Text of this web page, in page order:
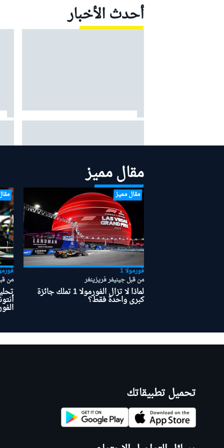
بطولات أخرى
أحدث الأخبار
فيرستابن حول عاطفة الأبوّة: "أعظم
مقال مميز
مقال مميز
فورمولا 1
من قبل جينيفر فريزينغر
لماذا لا تزال الفورمولا 1 تملك جائزة
كبرى واحدة فقط؟
من
تحميل تطبيقاتك